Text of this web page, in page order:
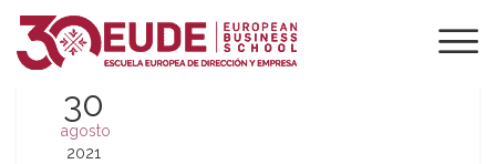
30
agosto
2021